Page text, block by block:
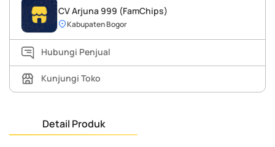
CV Arjuna 999 (FamChips)
Kabupaten Bogor
Hubungi Penjual
Kunjungi Toko
Detail Produk